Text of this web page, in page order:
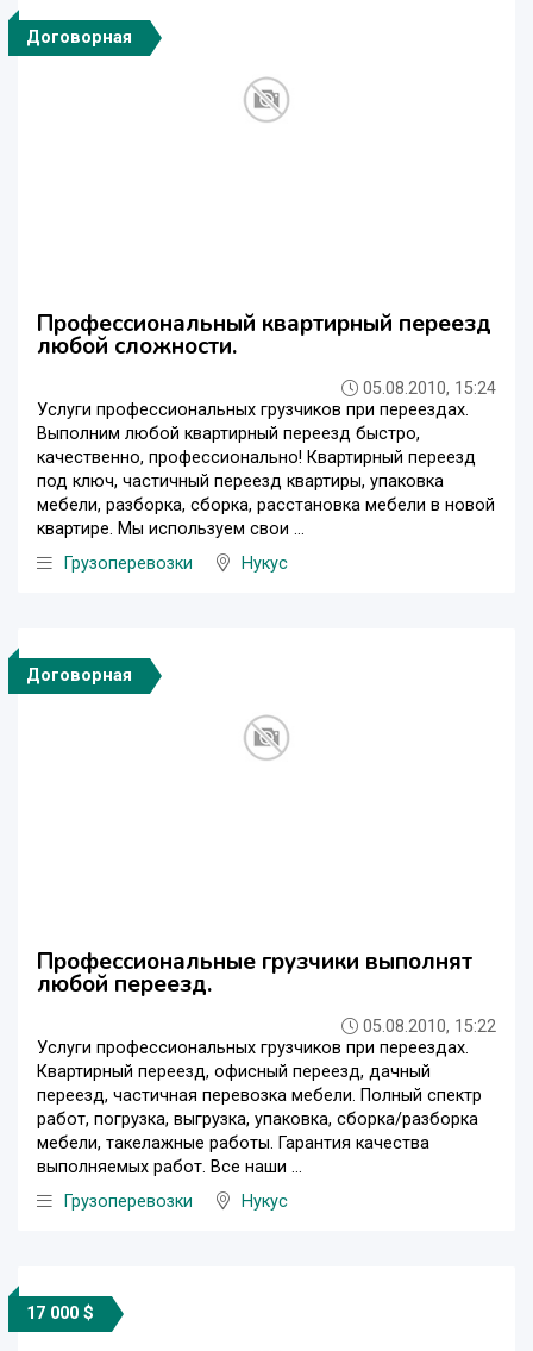
Договорная
Профессиональный квартирный переезд
любой сложности.
05.08.2010, 15:24
Услуги профессиональных грузчиков при переездах.
Выполним любой квартирный переезд быстро,
качественно, профессионально! Квартирный переезд
под ключ, частичный переезд квартиры, упаковка
мебели, разборка, сборка, расстановка мебели в новой
квартире. Мы используем свои ...
Грузоперевозки
Нукус
Договорная
Профессиональные грузчики выполнят
любой переезд.
05.08.2010, 15:22
Услуги профессиональных грузчиков при переездах.
Квартирный переезд, офисный переезд, дачный
переезд, частичная перевозка мебели. Полный спектр
работ, погрузка, выгрузка, упаковка, сборка/разборка
мебели, такелажные работы. Гарантия качества
выполняемых работ. Все наши ...
Грузоперевозки
Нукус
17 000 $